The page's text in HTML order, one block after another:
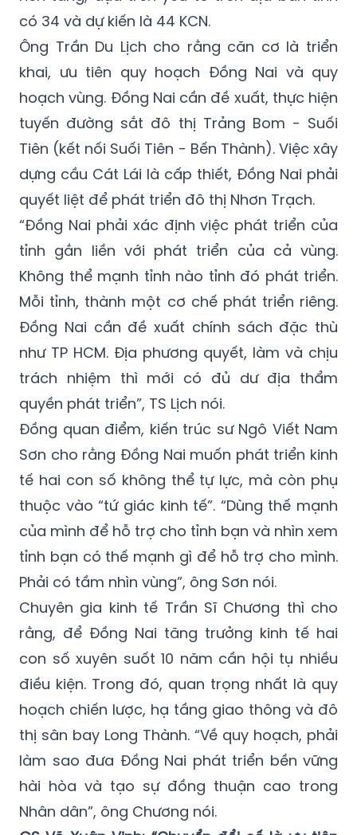
có 34 và dự kiến là 44 KCN.
Ông Trần Du Lịch cho rằng căn cơ là triển
khai, ưu tiên quy hoạch Đồng Nai và quy
hoạch vùng. Đồng Nai cần đề xuất, thực hiện
tuyến đường sắt đô thị Trảng Bom - Suối
Tiên (kết nối Suối Tiên - Bến Thành). Việc xây
dựng cầu Cát Lái là cấp thiết, Đồng Nai phải
quyết liệt để phát triển đô thị Nhơn Trạch.
“Đồng Nai phải xác định việc phát triển của
tỉnh gắn liền với phát triển của cả vùng.
Không thể mạnh tỉnh nào tỉnh đó phát triển.
Mỗi tỉnh, thành một cơ chế phát triển riêng.
Đồng Nai cần đề xuất chính sách đặc thù
như TP HCM. Địa phương quyết, làm và chịu
trách nhiệm thì mới có đủ dư địa thẩm
quyền phát triển”, TS Lịch nói.
Đồng quan điểm, kiến trúc sư Ngô Viết Nam
Sơn cho rằng Đồng Nai muốn phát triển kinh
tế hai con số không thể tự lực, mà còn phụ
thuộc vào “tứ giác kinh tế”. “Dùng thế mạnh
của mình để hỗ trợ cho tỉnh bạn và nhìn xem
tỉnh bạn có thế mạnh gì để hỗ trợ cho mình.
Phải có tầm nhìn vùng”, ông Sơn nói.
Chuyên gia kinh tế Trần Sĩ Chương thì cho
rằng, để Đồng Nai tăng trưởng kinh tế hai
con số xuyên suốt 10 năm cần hội tụ nhiều
điều kiện. Trong đó, quan trọng nhất là quy
hoạch chiến lược, hạ tầng giao thông và đô
thị sân bay Long Thành. “Về quy hoạch, phải
làm sao đưa Đồng Nai phát triển bền vững
hài hòa và tạo sự đồng thuận cao trong
Nhân dân”, ông Chương nói.